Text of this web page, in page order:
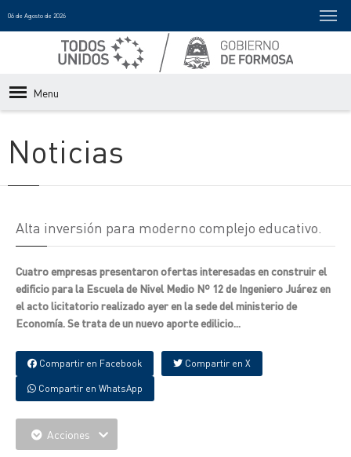
06 de Agosto de 2026
Menu
Noticias
Alta inversión para moderno complejo educativo.
Cuatro empresas presentaron ofertas interesadas en construir el
edificio para la Escuela de Nivel Medio Nº 12 de Ingeniero Juárez en
el acto licitatorio realizado ayer en la sede del ministerio de
Economía. Se trata de un nuevo aporte edilicio...
Compartir en Facebook Compartir en X
Compartir en WhatsApp
Acciones